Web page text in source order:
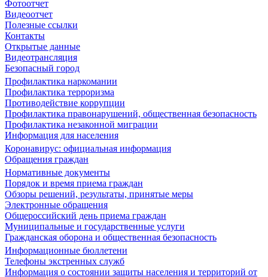
Фотоотчет
Видеоотчет
Полезные ссылки
Контакты
Открытые данные
Видеотрансляция
Безопасный город
Профилактика наркомании
Профилактика терроризма
Противодействие коррупции
Профилактика правонарушений, общественная безопасность
Профилактика незаконной миграции
Информация для населения
Коронавирус: официальная информация
Обращения граждан
Нормативные документы
Порядок и время приема граждан
Обзоры решений, результаты, принятые меры
Электронные обращения
Общероссийский день приема граждан
Муниципальные и государственные услуги
Гражданская оборона и общественная безопасность
Информационные бюллетени
Телефоны экстренных служб
Информация о состоянии защиты населения и территорий от